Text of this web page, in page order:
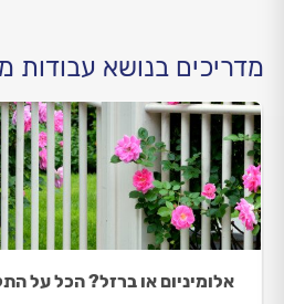
מדריכים בנושא עבודות
אלומיניום או ברזל? הכל על